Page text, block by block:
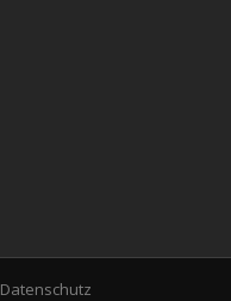
Datenschutz